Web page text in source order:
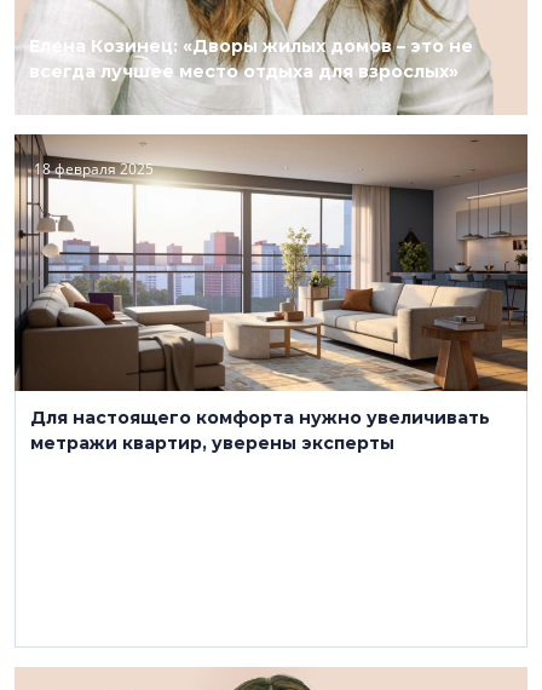
Елена Козинец: «Дворы жилых домов – это не
всегда лучшее место отдыха для взрослых»
18 февраля 2025
Для настоящего комфорта нужно увеличивать
метражи квартир, уверены эксперты